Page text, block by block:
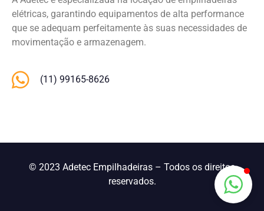
elétricas, garantindo equipamentos de alta performance
que se adequam perfeitamente às suas necessidades de
movimentação e armazenagem.
(11) 99165-8626
© 2023 Adetec Empilhadeiras – Todos os direitos
reservados.